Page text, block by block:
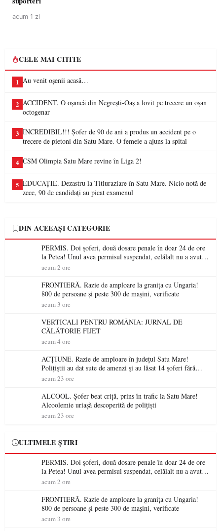
acum 1 zi
CELE MAI CITITE
1 Au venit oșenii acasă…
2 ACCIDENT. O oșancă din Negrești-Oaș a lovit pe trecere un oșan
octogenar
3 INCREDIBIL!!! Șofer de 90 de ani a produs un accident pe o
trecere de pietoni din Satu Mare. O femeie a ajuns la spital
4 CSM Olimpia Satu Mare revine în Liga 2!
5 EDUCAȚIE. Dezastru la Titluraziare în Satu Mare. Nicio notă de
zece, 90 de candidați au picat examenul
DIN ACEEAȘI CATEGORIE
PERMIS. Doi șoferi, două dosare penale în doar 24 de ore
la Petea! Unul avea permisul suspendat, celălalt nu a avut
niciodată permis
acum 2 ore
FRONTIERĂ. Razie de amploare la granița cu Ungaria!
800 de persoane și peste 300 de mașini, verificate
acum 3 ore
VERTICALI PENTRU ROMÂNIA: JURNAL DE
CĂLĂTORIE FIJET
acum 4 ore
ACȚIUNE. Razie de amploare în județul Satu Mare!
Polițiștii au dat sute de amenzi și au lăsat 14 șoferi fără
permis într-o singură zi
acum 23 ore
ALCOOL. Șofer beat criță, prins în trafic la Satu Mare!
Alcoolemie uriașă descoperită de polițiști
acum 23 ore
ULTIMELE ȘTIRI
PERMIS. Doi șoferi, două dosare penale în doar 24 de ore
la Petea! Unul avea permisul suspendat, celălalt nu a avut
niciodată permis
acum 2 ore
FRONTIERĂ. Razie de amploare la granița cu Ungaria!
800 de persoane și peste 300 de mașini, verificate
acum 3 ore